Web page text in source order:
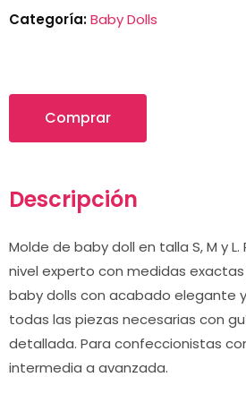
Categoría:Baby Dolls
Comprar
Descripción
Molde de baby doll en talla S, M y
nivel experto con medidas
baby dolls con acabado elegante
todas las piezas necesarias con
detallada. Para confeccionistas
intermedia a avanzada.